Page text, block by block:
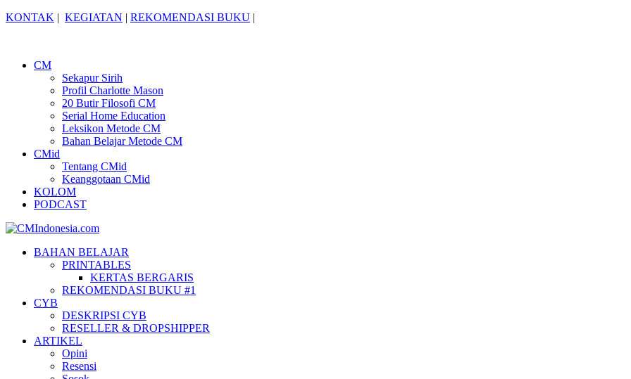
KONTAK | KEGIATAN | REKOMENDASI BUKU |
CM
Sekapur Sirih
Profil Charlotte Mason
20 Butir Filosofi CM
Serial Home Education
Leksikon Metode CM
Bahan Belajar Metode CM
CMid
Tentang CMid
Keanggotaan CMid
KOLOM
PODCAST
BAHAN BELAJAR
PRINTABLES
KERTAS BERGARIS
REKOMENDASI BUKU #1
CYB
DESKRIPSI CYB
RESELLER & DROPSHIPPER
ARTIKEL
Opini
Resensi